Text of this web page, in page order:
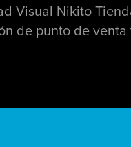
Visual Nikito
de punto de